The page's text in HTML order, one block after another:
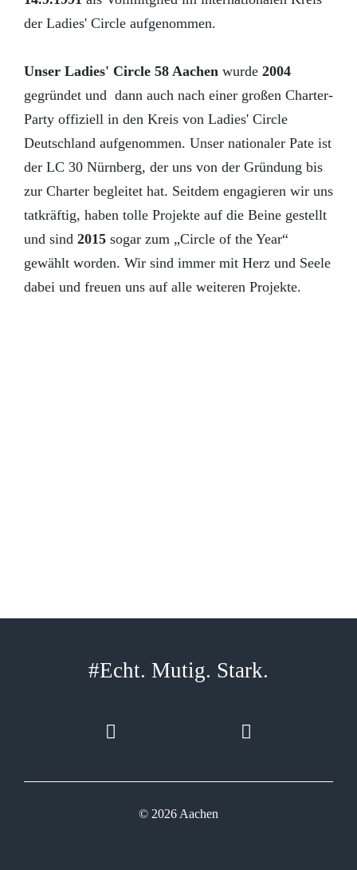
der Ladies' Circle aufgenommen.
Unser Ladies' Circle 58 Aachen wurde 2004
gegründet und dann auch nach einer großen Charter-
Party offiziell in den Kreis von Ladies' Circle
Deutschland aufgenommen. Unser nationaler Pate ist
der LC 30 Nürnberg, der uns von der Gründung bis
zur Charter begleitet hat. Seitdem engagieren wir uns
tatkräftig, haben tolle Projekte auf die Beine gestellt
und sind 2015 sogar zum „Circle of the Year“
gewählt worden. Wir sind immer mit Herz und Seele
dabei und freuen uns auf alle weiteren Projekte.
#Echt. Mutig. Stark.
© 2026 Aachen